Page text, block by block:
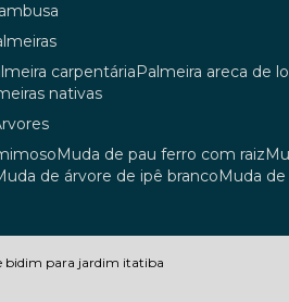
carpentária palmeira areca de
nativas
árvores
muda de pau ferro com raiz
muda de árvore de ipê branco
muda
bidim para jardim itatiba